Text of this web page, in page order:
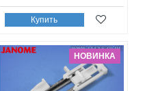
Купить
НОВИНКА